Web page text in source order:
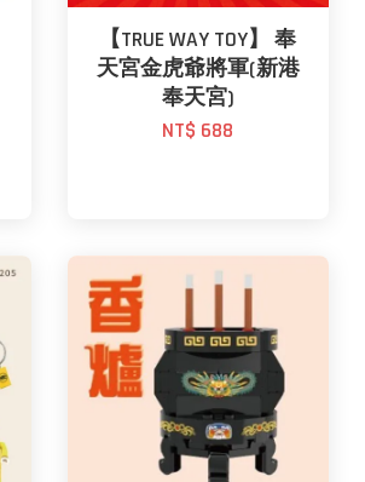
【TRUE WAY TOY】 奉
天宮金虎爺將軍(新港
奉天宮)
NT$ 688